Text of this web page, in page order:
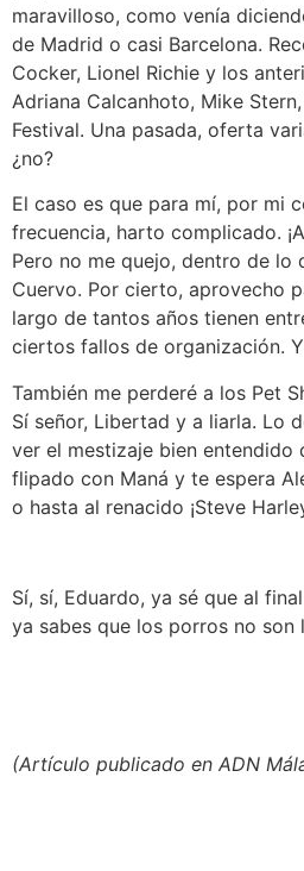
maravilloso, como venía
de Madrid o casi Barcelona.
Cocker, Lionel Richie y los
Adriana Calcanhoto, Mike
Festival. Una pasada, oferta
¿no?
El caso es que para mí, por mi
frecuencia, harto complicado.
Pero no me quejo, dentro de lo
Cuervo. Por cierto, aprovecho
largo de tantos años tienen
ciertos fallos de organización.
También me perderé a los Pet
Sí señor, Libertad y a liarla. Lo
ver el mestizaje bien entendido
flipado con Maná y te espera
o hasta al renacido ¡Steve
Sí, sí, Eduardo, ya sé que al
ya sabes que los porros no
(Artículo publicado en ADN